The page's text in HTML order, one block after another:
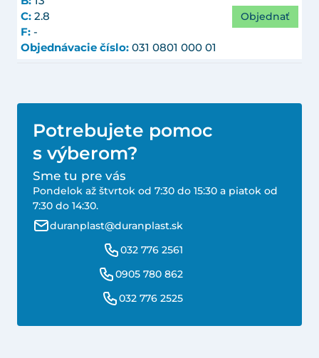
C: 2.8
F: -
Objednávacie číslo: 031 0801 000 01
Objednať
Potrebujete pomoc
s výberom?
Sme tu pre vás
Pondelok až štvrtok od 7:30 do 15:30 a piatok od
7:30 do 14:30.
duranplast@duranplast.sk
032 776 2561
0905 780 862
032 776 2525